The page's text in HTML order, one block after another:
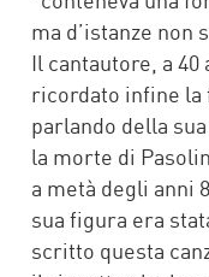
ma d’istanze non
Il cantautore, a 40
ricordato infine la
parlando della sua
la morte di
a metà degli anni
sua figura era
scritto questa